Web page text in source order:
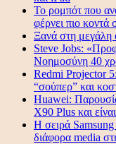
Το ρομπότ που
φέρνει πιο κοντά
Ξανά στη μεγάλη
Steve Jobs:
Νοημοσύνη 40
Redmi Projector
“σούπερ” και
Huawei:
X90 Plus και
Η σειρά Samsung
διάφορα media